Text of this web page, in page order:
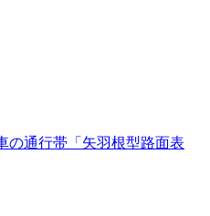
の通行帯「矢羽根型路面表